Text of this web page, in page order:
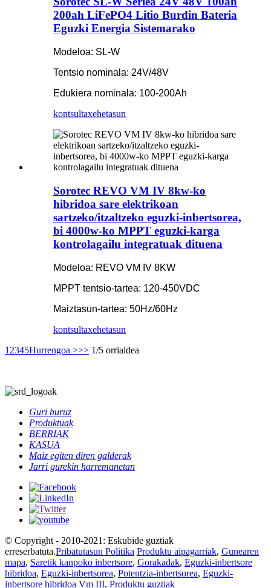
200ah LiFePO4 Litio Burdin Bateria
Eguzki Energia Sistemarako
Modeloa: SL-W
Tentsio nominala: 24V/48V
Edukiera nominala: 100-200Ah
kontsultaxehetasun
Sorotec REVO VM IV 8kw-ko
hibridoa sare elektrikoan
sartzeko/itzaltzeko eguzki-inbertsorea,
bi 4000w-ko MPPT eguzki-karga
kontrolagailu integratuak dituena
Modeloa: REVO VM IV 8KW
MPPT tentsio-tartea: 120-450VDC
Maiztasun-tartea: 50Hz/60Hz
kontsultaxehetasun
1 2345Hurrengoa >>> 1/5 orrialdea
Guri buruz
Produktuak
BERRIAK
KASUA
Maiz egiten diren galderak
Jarri gurekin harremanetan
© Copyright - 2010-2021: Eskubide guztiak
erreserbatuta.Pribatutasun Politika Produktu aipagarriak, Gunearen
mapa, Saretik kanpoko inbertsore, Gorakadak, Eguzki-inbertsore
hibridoa, Eguzki-inbertsorea, Potentzia-inbertsorea, Eguzki-
inbertsore hibridoa Vm III, Produktu guztiak